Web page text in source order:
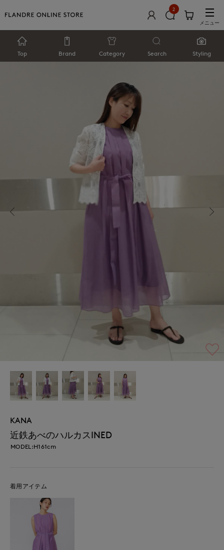
2
メニュー
Top Brand Category Search Styling
KANA
近鉄あべのハルカスINED
MODEL:H161cm
着用アイテム